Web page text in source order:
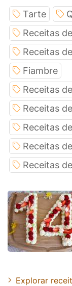
Tarte
Receitas
Receitas
Fiambre
Receitas
Receitas
Receitas
Receitas
Receitas
Explorar